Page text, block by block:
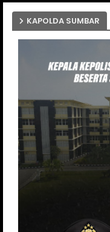
KAPOLDA SUMBAR